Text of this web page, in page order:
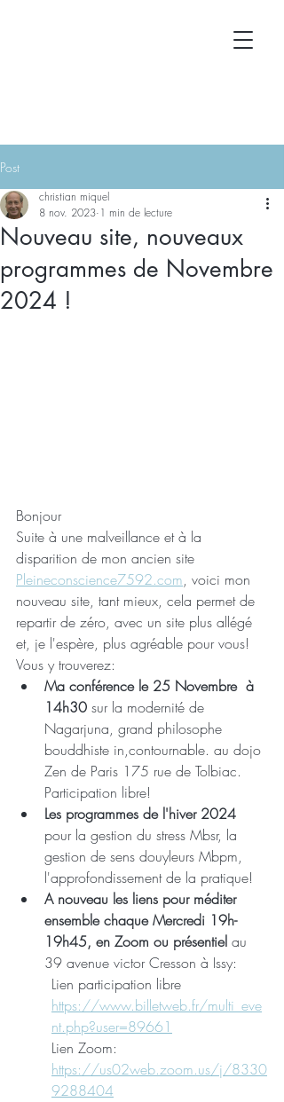
Post
Nouveau site, nouveaux
programmes de Novembre
2024 !
christian miquel
8 nov. 2023 1 min de lecture
Bonjour
Suite à une malveillance et à la
disparition de mon ancien site
Pleineconscience7592.com, voici mon
nouveau site, tant mieux, cela permet de
repartir de zéro, avec un site plus allégé
et, je l'espère, plus agréable pour vous!
Vous y trouverez:
Ma conférence le 25 Novembre  à
14h30 sur la modernité de
Nagarjuna, grand philosophe
bouddhiste in,contournable. au dojo
Zen de Paris 175 rue de Tolbiac.
Participation libre!
Les programmes de l'hiver 2024
pour la gestion du stress Mbsr, la
gestion de sens douyleurs Mbpm,
l'approfondissement de la pratique!
A nouveau les liens pour méditer
ensemble chaque Mercredi 19h-
19h45, en Zoom ou présentiel au
39 avenue victor Cresson à Issy:
Lien participation libre
https://www.billetweb.fr/multi_eve
nt.php?user=89661
Lien Zoom:
https://us02web.zoom.us/j/8330
9288404